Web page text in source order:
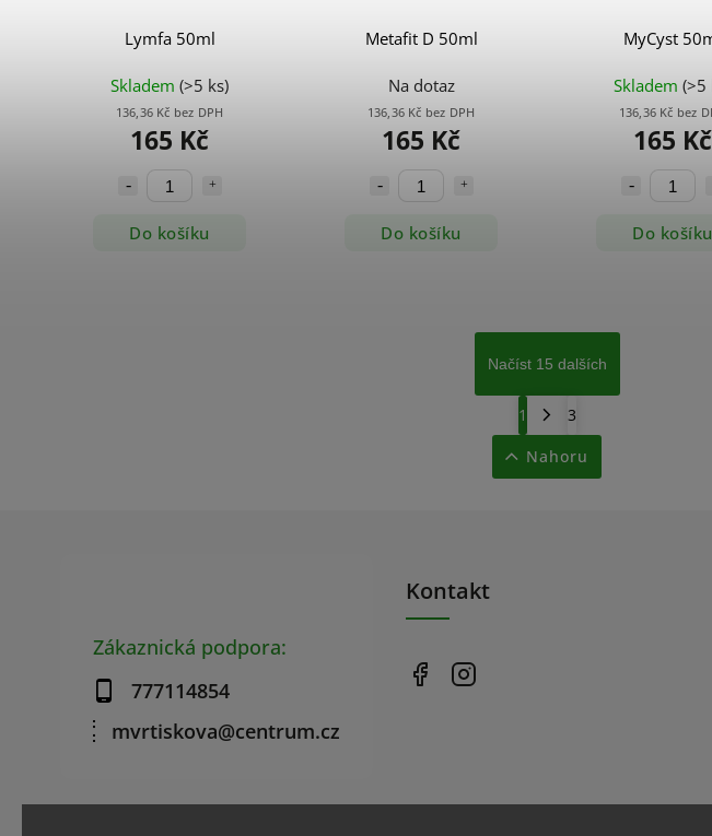
Lymfa 50ml
Skladem (>5 ks)
136,36 Kč bez DPH
165 Kč
Do košíku
Metafit D 50ml
Na dotaz
136,36 Kč bez DPH
165 Kč
Do košíku
MyCyst
Skladem (>5
136,36 Kč bez
165 Kč
Do košíku
Načíst 15 dalších
1
3
Nahoru
Zákaznická podpora:
777114854
mvrtiskova@centrum.cz
Kontakt